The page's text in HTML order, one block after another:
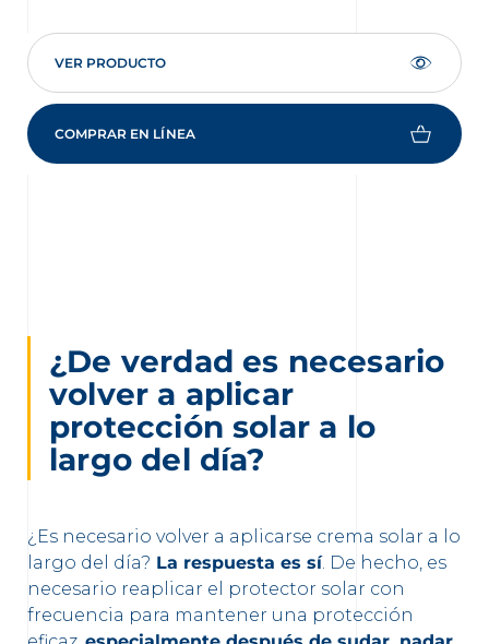
VER PRODUCTO
COMPRAR EN LÍNEA
¿De verdad es necesario
volver a aplicar
protección solar a lo
largo del día?
¿Es necesario volver a aplicarse crema solar a lo
largo del día? La respuesta es sí. De hecho, es
necesario reaplicar el protector solar con
frecuencia para mantener una protección